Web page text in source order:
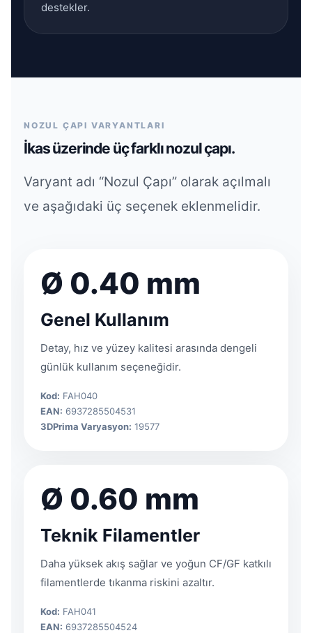
destekler.
NOZUL ÇAPI VARYANTLARI
İkas üzerinde üç farklı nozul çapı.
Varyant adı “Nozul Çapı” olarak açılmalı
ve aşağıdaki üç seçenek eklenmelidir.
Ø 0.40 mm
Genel Kullanım
Detay, hız ve yüzey kalitesi arasında dengeli
günlük kullanım seçeneğidir.
Kod: FAH040
EAN: 6937285504531
3DPrima Varyasyon: 19577
Ø 0.60 mm
Teknik Filamentler
Daha yüksek akış sağlar ve yoğun CF/GF katkılı
filamentlerde tıkanma riskini azaltır.
Kod: FAH041
EAN: 6937285504524